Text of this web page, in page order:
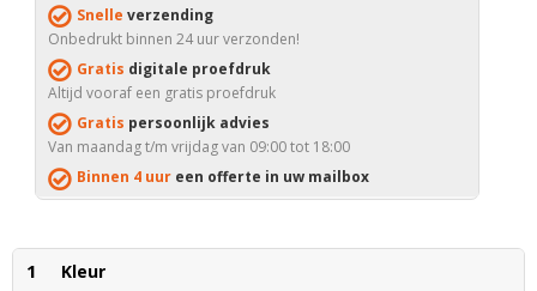
Snelle verzending
Onbedrukt binnen 24 uur verzonden!
Gratis digitale proefdruk
Altijd vooraf een gratis proefdruk
Gratis persoonlijk advies
Van maandag t/m vrijdag van 09:00 tot 18:00
Binnen 4 uur een offerte in uw mailbox
1 Kleur